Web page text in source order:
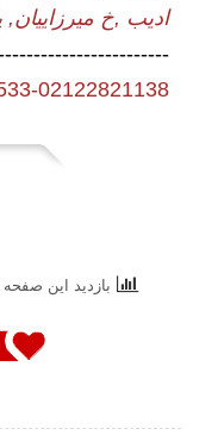
ادیب ,خ میرزاییان,
02122821138
بازدید این صفحه :